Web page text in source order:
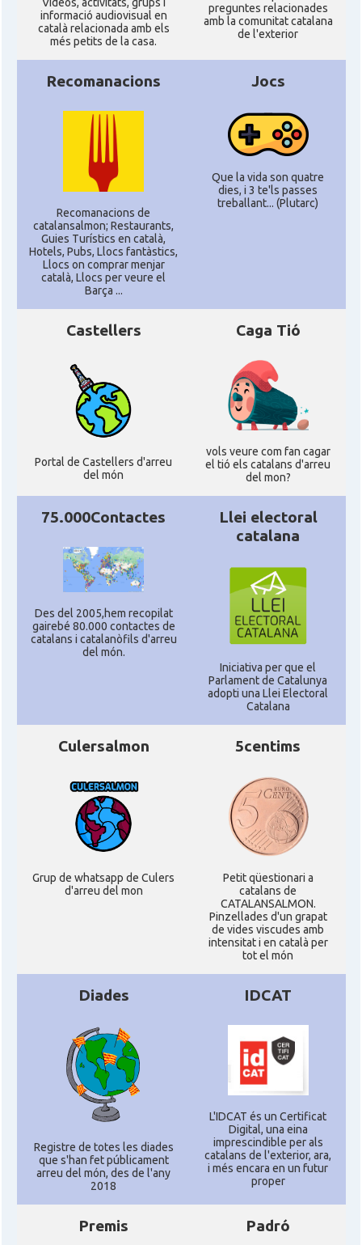
informació audiovisual en
català relacionada amb els
més petits de la casa.
preguntes relacionades
amb la comunitat catalana
de l'exterior
Recomanacions
Recomanacions de
catalansalmon; Restaurants,
Guies Turístics en català,
Hotels, Pubs, Llocs fantàstics,
Llocs on comprar menjar
català, Llocs per veure el
Barça ...
Jocs
Que la vida son quatre
dies, i 3 te'ls passes
treballant... (Plutarc)
Castellers
Portal de Castellers d'arreu
del món
Caga Tió
vols veure com fan cagar
el tió els catalans d'arreu
del mon?
75.000Contactes
Des del 2005,hem recopilat
gairebé 80.000 contactes de
catalans i catalanòfils d'arreu
del món.
Llei electoral
catalana
Iniciativa per que el
Parlament de Catalunya
adopti una Llei Electoral
Catalana
Culersalmon
Grup de whatsapp de Culers
d'arreu del mon
5centims
Petit qüestionari a
catalans de
CATALANSALMON.
Pinzellades d'un grapat
de vides viscudes amb
intensitat i en català per
tot el món
Diades
Registre de totes les diades
que s'han fet públicament
arreu del món, des de l'any
2018
IDCAT
L'IDCAT és un Certificat
Digital, una eina
imprescindible per als
catalans de l'exterior, ara,
i més encara en un futur
proper
Premis Padró